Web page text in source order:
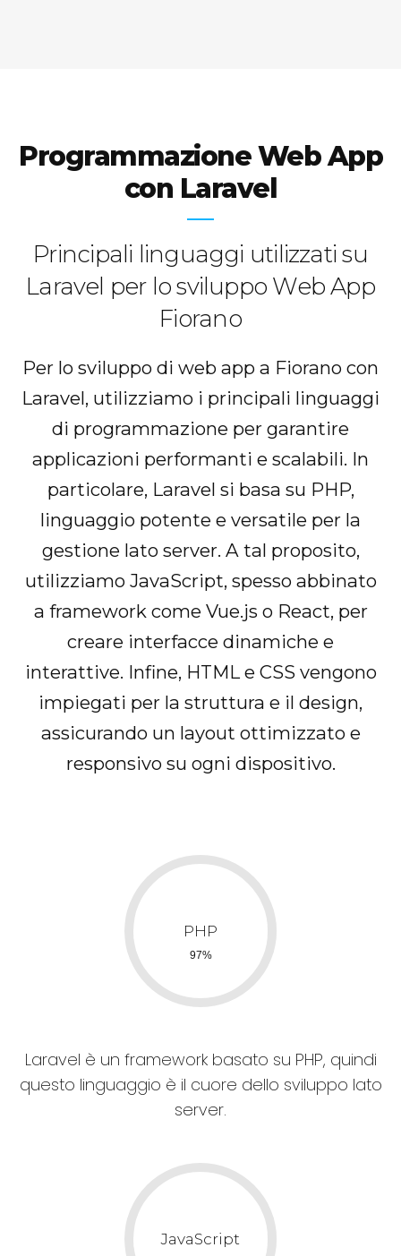
Programmazione Web App
con Laravel
Principali linguaggi utilizzati su
Laravel per lo sviluppo Web App
Fiorano
Per lo sviluppo di web app a Fiorano con
Laravel, utilizziamo i principali linguaggi
di programmazione per garantire
applicazioni performanti e scalabili. In
particolare, Laravel si basa su PHP,
linguaggio potente e versatile per la
gestione lato server. A tal proposito,
utilizziamo JavaScript, spesso abbinato
a framework come Vue.js o React, per
creare interfacce dinamiche e
interattive. Infine, HTML e CSS vengono
impiegati per la struttura e il design,
assicurando un layout ottimizzato e
responsivo su ogni dispositivo.
Laravel è un framework basato su PHP, quindi
questo linguaggio è il cuore dello sviluppo lato
server.